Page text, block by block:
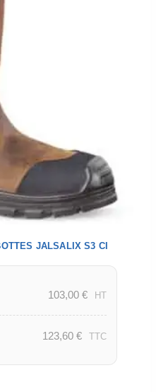
JALSALIX S3 CI
103,00 € HT
123,60 € TTC